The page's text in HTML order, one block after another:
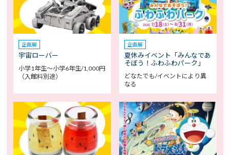
企画展
宇宙ローバー
小学1年生～小学6年生/1,000円
（入館料別途）
企画展
夏休みイベント「みんなであ
そぼう！ふわふわパーク」
どなたでも/イベントにより異
なる